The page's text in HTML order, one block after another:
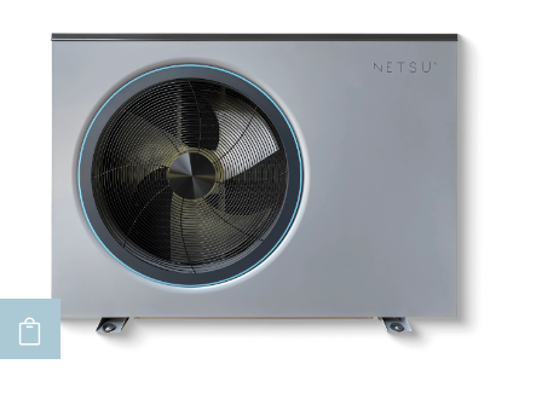
ADD TO CART